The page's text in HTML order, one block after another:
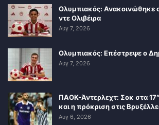
Ολυμπιακός: Ανακοινώθηκε
ντε Ολιβέιρα
Αυγ 7, 2026
Ολυμπιακός: Επέστρεψε ο
Αυγ 7, 2026
ΠΑΟΚ-Άντερλεχτ: Σοκ στα
και η πρόκριση στις
Αυγ 6, 2026